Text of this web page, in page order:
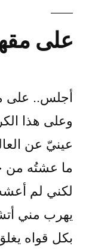
على
أجلس.. على
وعلى هذا
عينيّ عن
ما عشتُه من
لكني لم
يهرب مني
بكل قواه